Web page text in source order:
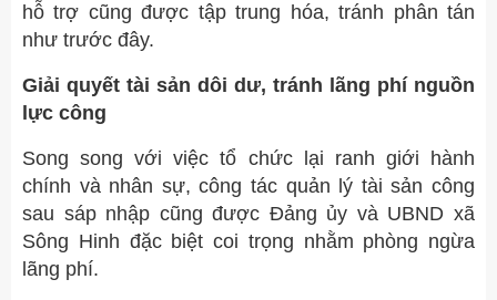
hỗ trợ cũng được tập trung hóa, tránh phân tán
như trước đây.
Giải quyết tài sản dôi dư, tránh lãng phí nguồn
lực công
Song song với việc tổ chức lại ranh giới hành
chính và nhân sự, công tác quản lý tài sản công
sau sáp nhập cũng được Đảng ủy và UBND xã
Sông Hinh đặc biệt coi trọng nhằm phòng ngừa
lãng phí.